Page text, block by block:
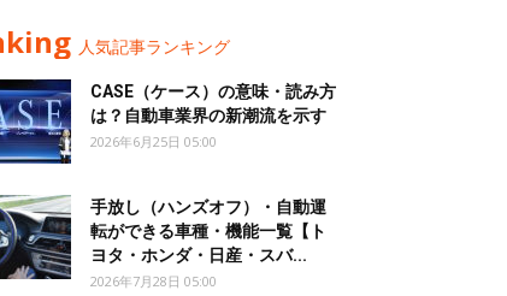
人気記事ランキング
CASE（ケース）の意味・読み方
は？自動車業界の新潮流を示す
2026年6月25日 05:00
手放し（ハンズオフ）・自動運
転ができる車種・機能一覧【ト
ヨタ・ホンダ・日産・スバ...
2026年7月28日 05:00